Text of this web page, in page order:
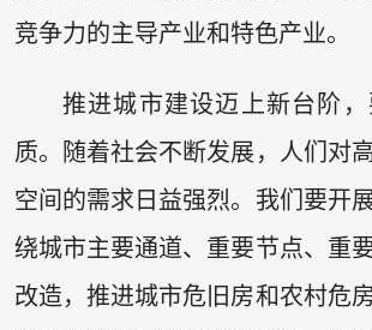
竞争力的主导产业和特色产业。
推进城市建设迈上新台阶
质。随着社会不断发展，人们对
空间的需求日益强烈。我们要开
绕城市主要通道、重要节点、重
改造，推进城市危旧房和农村危